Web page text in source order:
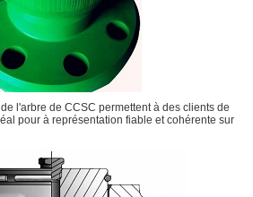
l'arbre de CCSC permettent à des clients de
pour à représentation fiable et cohérente sur